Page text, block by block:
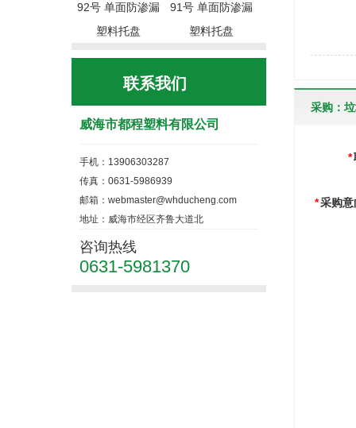
92号 单面防渗漏
塑料托盘
91号 单面防渗漏
塑料托盘
联系我们
威海市都程塑料有限公司
手机：13906303287
传真：0631-5986939
邮箱：webmaster@whducheng.com
地址：威海市经区齐鲁大道北
咨询热线
0631-5981370
采购：
*
*采购